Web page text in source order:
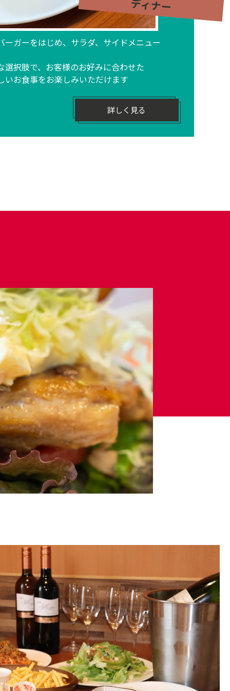
ディナー
ーガーをはじめ、サラダ、サイドメニュー
選択肢で、お客様のお好みに合わせた
いお食事をお楽しみいただけます
詳しく見る